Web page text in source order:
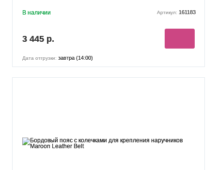
В наличии Артикул: 161183
3 445 р.
Дата отгрузки: завтра (14:00)